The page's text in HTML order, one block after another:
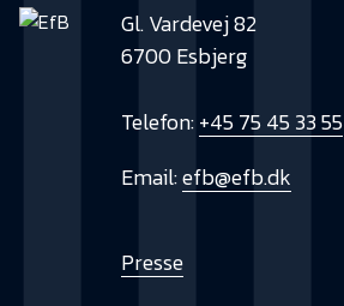
Gl. Vardevej 82
6700 Esbjerg
Telefon:+45 75 45 33 55
Email:efb@efb.dk
Presse